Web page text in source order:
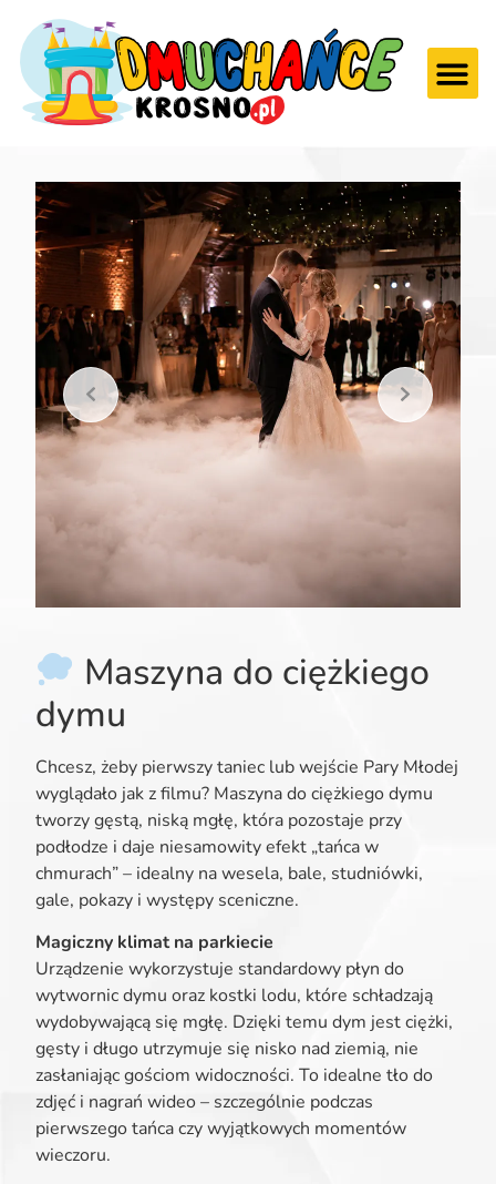
Maszyna do ciężkiego
dymu
Chcesz, żeby pierwszy taniec lub wejście Pary Młodej
wyglądało jak z filmu? Maszyna do ciężkiego dymu
tworzy gęstą, niską mgłę, która pozostaje przy
podłodze i daje niesamowity efekt „tańca w
chmurach” – idealny na wesela, bale, studniówki,
gale, pokazy i występy sceniczne.
Magiczny klimat na parkiecie
Urządzenie wykorzystuje standardowy płyn do
wytwornic dymu oraz kostki lodu, które schładzają
wydobywającą się mgłę. Dzięki temu dym jest ciężki,
gęsty i długo utrzymuje się nisko nad ziemią, nie
zasłaniając gościom widoczności. To idealne tło do
zdjęć i nagrań wideo – szczególnie podczas
pierwszego tańca czy wyjątkowych momentów
wieczoru.